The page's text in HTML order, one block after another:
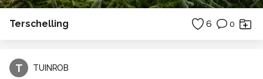
Terschelling 6 0
T TUINROB